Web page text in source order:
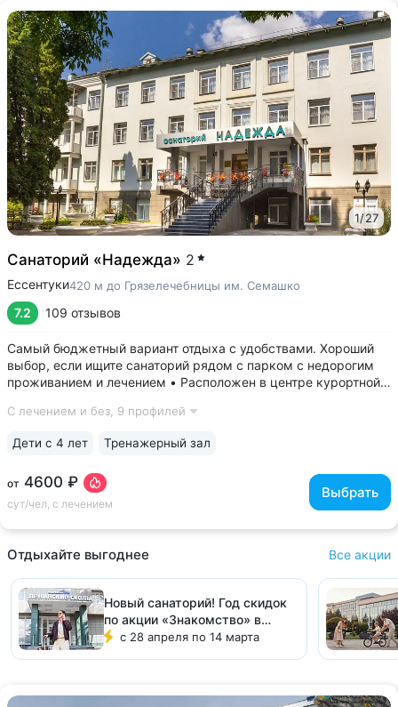
1/27
Санаторий «Надежда» 2
Ессентуки420 м до Грязелечебницы им. Семашко
7.2 109 отзывов
Самый бюджетный вариант отдыха с удобствами. Хороший
выбор, если ищите санаторий рядом с парком с недорогим
проживанием и лечением • Расположен в центре курортной
и Парком Победы (480 м). В 3-х минутах прогулки находится
С лечением и без, 9 профилей
от 4600 ₽
сут/чел, с лечением
Выбрать
Дети с 4 лет Тренажерный зал
Отдыхайте выгоднее Все акции
Новый санаторий! Год скидок
по акции «Знакомство» в
санатории «Ленинские скалы»
с 28 апреля по 14 марта